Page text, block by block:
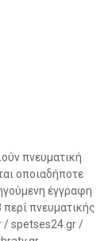
πνευματική
οποιαδήποτε
έγγραφη
πνευματικής
/ spetses24.gr /